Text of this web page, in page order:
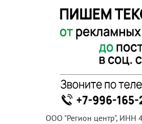
ООО "Регион центр", ИНН